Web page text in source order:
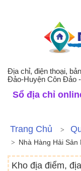
Địa chỉ, điện thoại,
Đảo-Huyện Côn Đảo
Sổ địa chỉ
Trang Chủ
Nhà Hàng Hải
Kho địa điểm,